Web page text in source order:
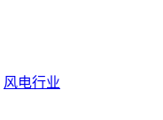
风电行业